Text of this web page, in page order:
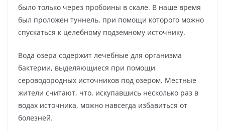
было только через пробоины в скале. В наше время
был проложен туннель, при помощи которого можно
спускаться к целебному подземному источнику.
Вода озера содержит лечебные для организма
бактерии, выделяющиеся при помощи
сероводородных источников под озером. Местные
жители считают, что, искупавшись несколько раз в
водах источника, можно навсегда избавиться от
болезней.